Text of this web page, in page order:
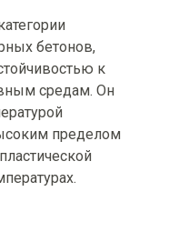
бетонов,
к
средам. Он
пределом